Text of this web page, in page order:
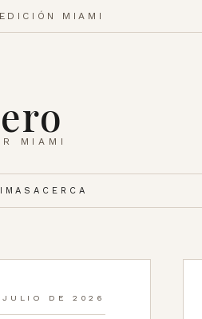
EDICIÓN MIAMI
MIAMI
ACERCA
DE 2026